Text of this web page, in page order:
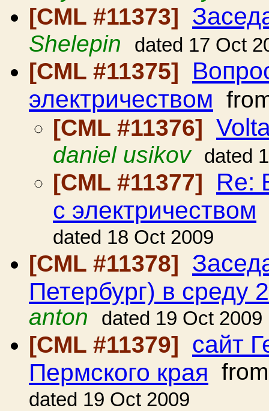
[CML #11373]
Shelepin dated 17 Oct
[CML #11375]
электричеством
[CML #11376]
daniel usikov dated
[CML #11377] Re:
с электричеством
dated 18 Oct 2009
[CML #11378]
Петербург) в среду
anton
dated 19 Oct 2009
[CML #11379] сайт
Пермского края
dated 19 Oct 2009